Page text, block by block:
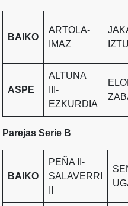
BAIKO
ARTOLA-
IMAZ
ASPE
ALTUNA
III-
EZKURDIA
Parejas Serie B
BAIKO
PEÑA II-
SALAVERRI